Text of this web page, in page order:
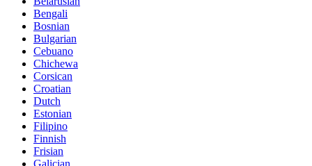
Bengali
Bosnian
Bulgarian
Cebuano
Chichewa
Corsican
Croatian
Dutch
Estonian
Filipino
Finnish
Frisian
Galician